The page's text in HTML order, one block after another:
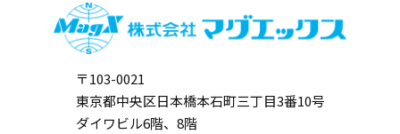
〒103-0021
東京都中央区日本橋本石町三丁目3番10号
ダイワビル6階、8階